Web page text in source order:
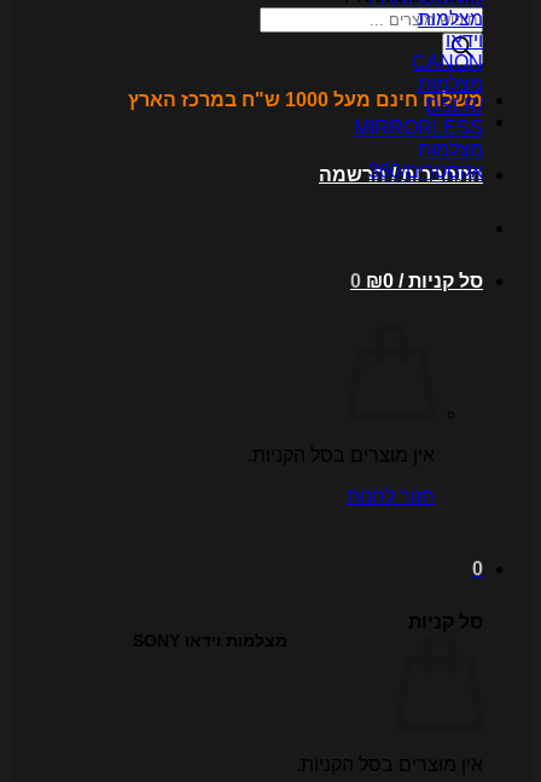
חינם מעל 1000 ש"ח במרכז הארץ
/ הרשמה
קניות / ₪0
0
אין מוצרים בסל הקניות.
חזור לחנות
קניות
מוצרים בסל הקניות.
360
מצלמות וידאו SONY